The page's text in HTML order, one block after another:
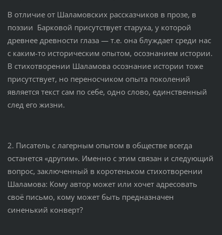
В отличие от Шаламовских рассказчиков в прозе, в
поэзии Барковой присутствует старуха, у которой
древнее древности глаза — т.е. она блуждает среди нас
с каким-то историческим опытом, осознанием истории.
В стихотворении Шаламова осознание истории тоже
присутствует, но переносчиком опыта поколений
является текст сам по себе, одно слово, единственный
след его жизни.
2. Писатель с лагерным опытом в обществе всегда
останется «другим». Именно с этим связан и следующий
вопрос, заключенный в коротеньком стихотворении
Шаламова: Кому автор может или хочет адресовать
своё письмо, кому может быть предназначен
синенький конверт?